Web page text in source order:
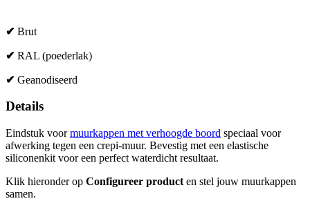
✔ Brut
✔ RAL (poederlak)
✔ Geanodiseerd
Details
Eindstuk voormuurkappen met verhoogde boord speciaal voor
afwerking tegen een crepi-muur. Bevestig met een elastische
siliconenkit voor een perfect waterdicht resultaat.
Klik hieronder op Configureer product en stel jouw muurkappen
samen.